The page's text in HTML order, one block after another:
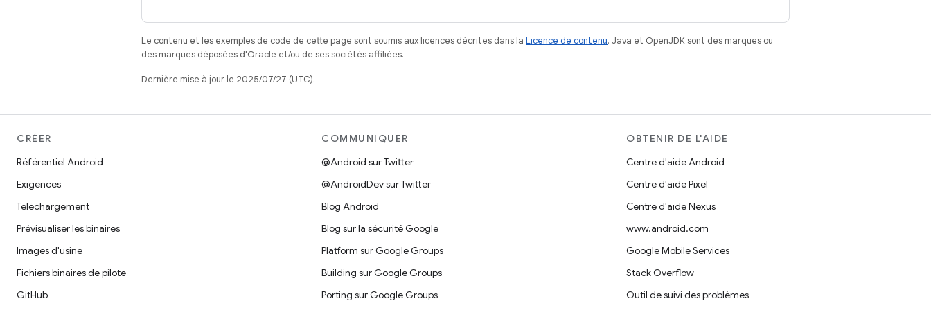
Le contenu et les exemples de code de cette page sont soumis aux licences décrites dans la Licence de contenu. Java et OpenJDK sont des marques ou
des marques déposées d'Oracle et/ou de ses sociétés affiliées.
Dernière mise à jour le 2025/07/27 (UTC).
CRÉER
Référentiel Android
Exigences
Téléchargement
Prévisualiser les binaires
Images d'usine
Fichiers binaires de pilote
GitHub
COMMUNIQUER
@Android sur Twitter
@AndroidDev sur Twitter
Blog Android
Blog sur la sécurité Google
Platform sur Google Groups
Building sur Google Groups
Porting sur Google Groups
OBTENIR DE L'AIDE
Centre d'aide Android
Centre d'aide Pixel
Centre d'aide Nexus
www.android.com
Google Mobile Services
Stack Overflow
Outil de suivi des problèmes